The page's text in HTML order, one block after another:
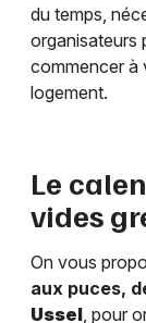
du temps,
organisateurs
commencer à
logement.
Le
vides
On vous
aux puces,
Ussel, pour